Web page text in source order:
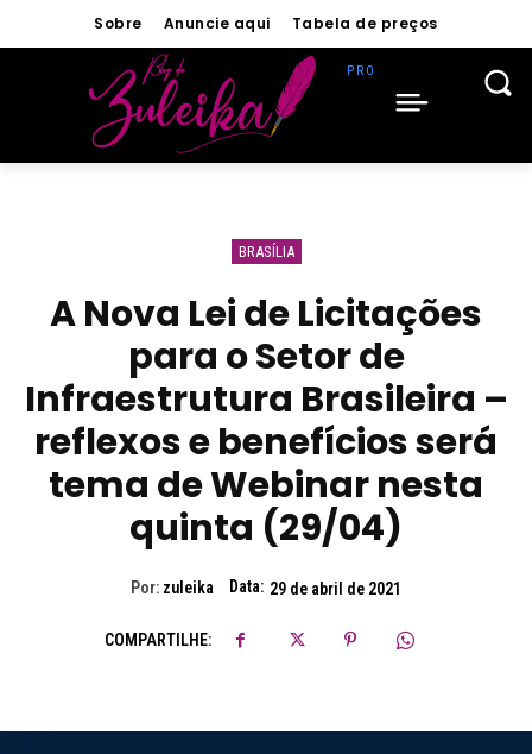
Sobre Anuncie aqui Tabela de preços
BRASÍLIA
A Nova Lei de Licitações
para o Setor de
Infraestrutura Brasileira –
reflexos e benefícios será
tema de Webinar nesta
quinta (29/04)
Por: zuleika Data: 29 de abril de 2021
COMPARTILHE: